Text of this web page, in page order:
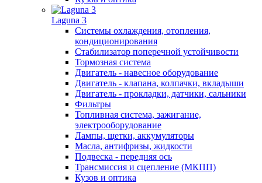
Laguna 3
Системы охлаждения, отопления,
кондиционирования
Стабилизатор поперечной устойчивости
Тормозная система
Двигатель - навесное оборудование
Двигатель - клапана, колпачки, вкладыши
Двигатель - прокладки, датчики, сальники
Фильтры
Топливная система, зажигание,
электрооборудование
Лампы, щетки, аккумуляторы
Масла, антифризы, жидкости
Подвеска - передняя ось
Трансмиссия и сцепление (МКПП)
Кузов и оптика